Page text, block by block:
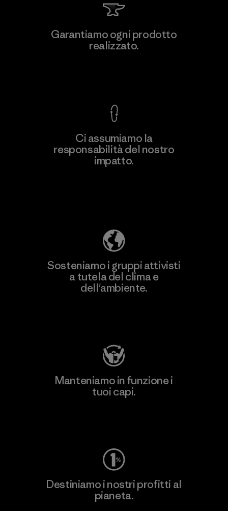
Garantiamo ogni prodotto
realizzato.
Ci assumiamo la
responsabilità del nostro
impatto.
Sosteniamo i gruppi attivisti
a tutela del clima e
dell'ambiente.
Manteniamo in funzione i
tuoi capi.
Destiniamo i nostri profitti al
pianeta.